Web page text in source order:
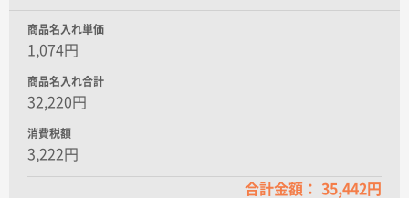
商品名入れ単価
1,074円
商品名入れ合計
32,220円
消費税額
3,222円
合計金額： 35,442円